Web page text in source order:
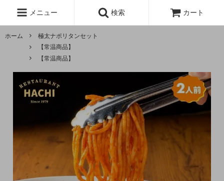
メニュー 検索 カート
ホーム
極太ナポリタンセット
【常温商品】
【常温商品】